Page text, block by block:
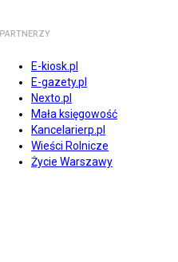
PARTNERZY
E-kiosk.pl
E-gazety.pl
Nexto.pl
Mała księgowość
Kancelarierp.pl
Wieści Rolnicze
Życie Warszawy